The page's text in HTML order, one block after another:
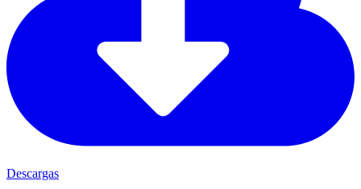
Descargas